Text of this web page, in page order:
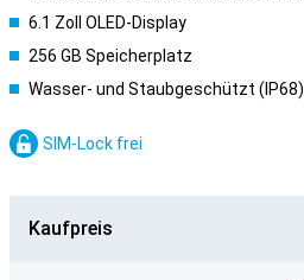
6.1 Zoll OLED-Display
256 GB Speicherplatz
Wasser- und Staubgeschützt (IP68)
SIM-Lock frei
Kaufpreis